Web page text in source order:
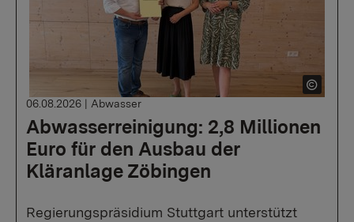
Abwasserreinigung: 2,8 Millionen
Euro für den Ausbau der
Kläranlage Zöbingen
06.08.2026 | Abwasser
Regierungspräsidium Stuttgart unterstützt